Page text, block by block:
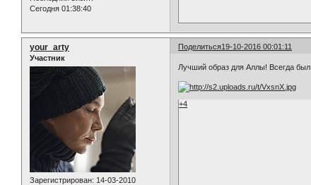
Сегодня 01:38:40
Поделиться19-10-2016 00:01:11
your_arty
Участник
Зарегистрирован: 14-03-2010
Лучший образ для Аллы! Всегда был
+4